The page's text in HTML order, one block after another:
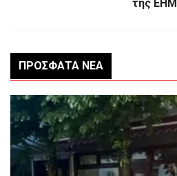
της ΕΗΜ
ΠΡΌΣΦΑΤΑ ΝΈΑ